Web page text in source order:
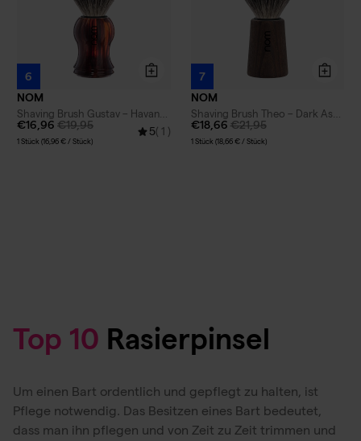
6
NOM
Shaving Brush Gustav – Havana
– Pure Badger
€16,96 €19,95
1 Stück (16,96 € / Stück)
5( 1 )
7
NOM
Shaving Brush Theo – Dark Ash
– Pure Badger
€18,66 €21,95
1 Stück (18,66 € / Stück)
Top 10 Rasierpinsel
Um einen Bart ordentlich und gepflegt zu halten, ist
Pflege notwendig. Das Besitzen eines Bart bedeutet,
dass man ihn pflegen und von Zeit zu Zeit trimmen und